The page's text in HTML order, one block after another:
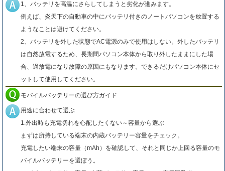
1、バッテリを高温にさらしてしまうと劣化が進みます。
例えば、炎天下の自動車の中にバッテリ付きのノートパソコンを放置する
ようなことは避けてください。
2、バッテリを外した状態でAC電源のみで使用はしない。外したバッテリ
は自然放電するため、長期間パソコン本体から取り外したままにした場
合、過放電になり故障の原因にもなります。できるだけパソコン本体にセ
ットして使用してください。
モバイルバッテリーの選び方ガイド
用途に合わせて選ぶ
1.外出時も充電切れを心配したくない～容量から選ぶ
まずは所持している端末の内蔵バッテリー容量をチェック。
充電したい端末の容量（mAh）を確認して、それと同じか上回る容量のモ
バイルバッテリーを選ぼう。